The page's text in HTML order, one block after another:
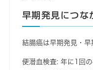
早期発見につな
結腸癌は早期発見・早
便潜血検査: 年に1回の